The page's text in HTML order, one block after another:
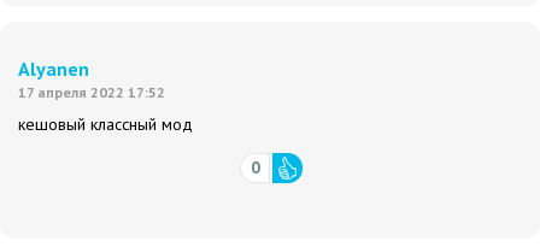
Alyanen
17 апреля 2022 17:52
кешовый классный мод
0